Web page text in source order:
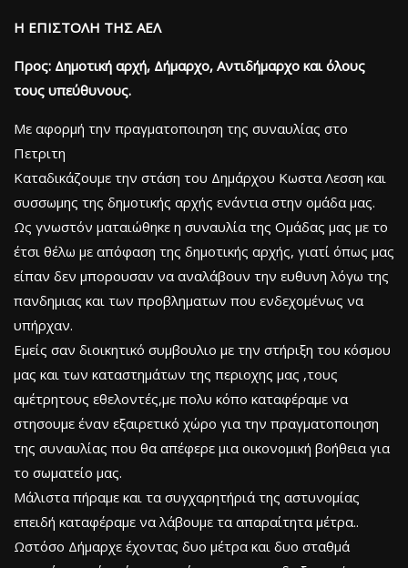
Η ΕΠΙΣΤΟΛΗ ΤΗΣ ΑΕΛ
Προς: Δημοτική αρχή, Δήμαρχο, Αντιδήμαρχο και όλους
τους υπεύθυνους.
Με αφορμή την πραγματοποιηση της συναυλίας στο
Πετριτη
Καταδικάζουμε την στάση του Δημάρχου Κωστα Λεσση και
συσσωμης της δημοτικής αρχής ενάντια στην ομάδα μας.
Ως γνωστόν ματαιώθηκε η συναυλία της Ομάδας μας με το
έτσι θέλω με απόφαση της δημοτικής αρχής, γιατί όπως μας
είπαν δεν μπορουσαν να αναλάβουν την ευθυνη λόγω της
πανδημιας και των προβληματων που ενδεχομένως να
υπήρχαν.
Εμείς σαν διοικητικό συμβουλιο με την στήριξη του κόσμου
μας και των καταστημάτων της περιοχης μας ,τους
αμέτρητους εθελοντές,με πολυ κόπο καταφέραμε να
στησουμε έναν εξαιρετικό χώρο για την πραγματοποιηση
της συναυλίας που θα απέφερε μια οικονομική βοήθεια για
το σωματείο μας.
Μάλιστα πήραμε και τα συγχαρητήριά της αστυνομίας
επειδή καταφέραμε να λάβουμε τα απαραίτητα μέτρα..
Ωστόσο Δήμαρχε έχοντας δυο μέτρα και δυο σταθμά